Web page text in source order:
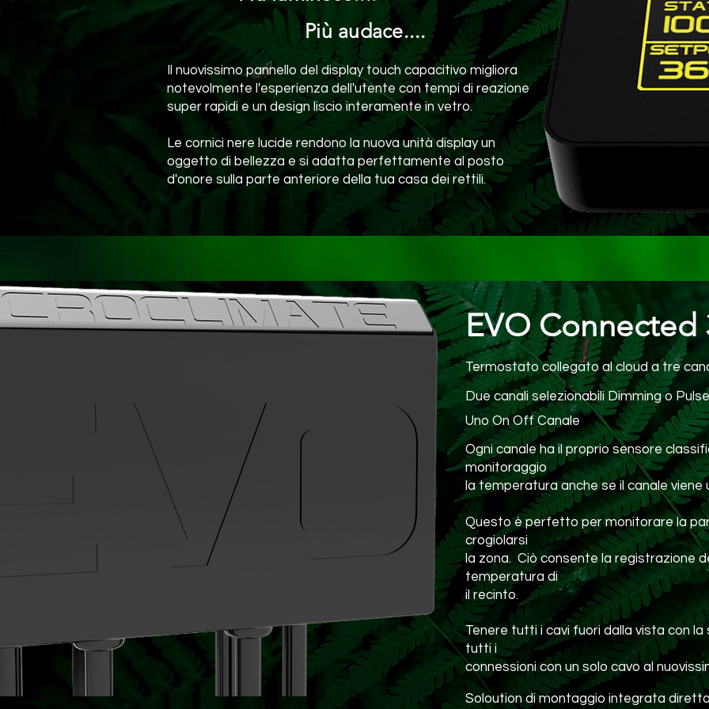
Il nuovissimo pannello del display touch capacitivo migliora
notevolmente l'esperienza dell'utente con tempi di reazione
super rapidi e un design liscio interamente in vetro.
Le cornici nere lucide rendono la nuova unità display un
oggetto di bellezza e si adatta perfettamente al posto
d'onore sulla parte anteriore della tua casa dei rettili.
Più audace....
EVO Connected
Termostato collegato al cloud a tre
Due canali selezionabili Dimming o Pulse
Uno On Off Canale
Ogni canale ha il proprio sensore
monitoraggio
la temperatura anche se il canale
Questo è perfetto per monitorare la
crogiolarsi
la zona. Ciò consente la registrazione
temperatura di
il recinto.
Tenere tutti i cavi fuori dalla vista con
tutti i
connessioni con un solo cavo al
Soloution di montaggio integrata